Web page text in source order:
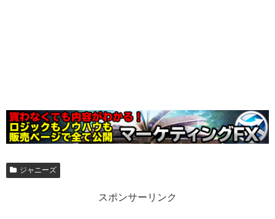
ジャニーズ
スポンサーリンク